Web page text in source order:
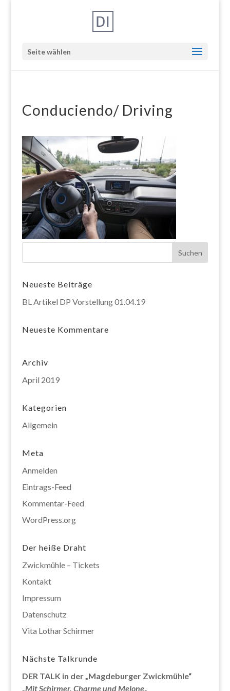
Seite wählen
Conduciendo/ Driving
Neueste Beiträge
BL Artikel DP Vorstellung 01.04.19
Neueste Kommentare
Archiv
April 2019
Kategorien
Allgemein
Meta
Anmelden
Eintrags-Feed
Kommentar-Feed
WordPress.org
Der heiße Draht
Zwickmühle – Tickets
Kontakt
Impressum
Datenschutz
Vita Lothar Schirmer
Nächste Talkrunde
DER TALK in der „Magdeburger Zwickmühle“
„Mit Schirmer, Charme und Melone„